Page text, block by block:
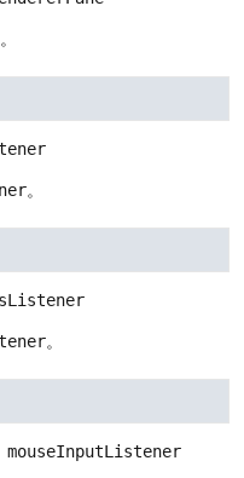
。
。
mouseInputListener